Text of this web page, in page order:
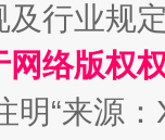
大球赛在茂县开幕
及行业规
络版权
明“来源